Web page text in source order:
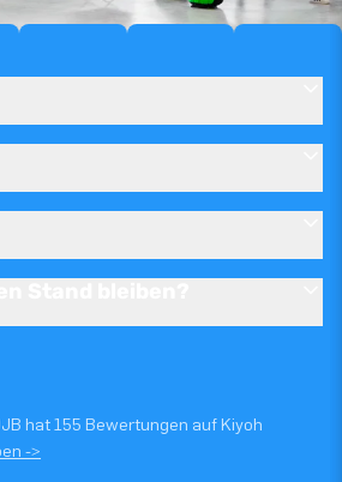
JB hat 155 Bewertungen auf Kiyoh
->